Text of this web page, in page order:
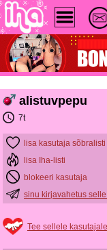
alistuvpepu
7t
lisa kasutaja sõbralisti
lisa Iha-listi
blokeeri kasutaja
sinu kirjavahetus
Tee sellele